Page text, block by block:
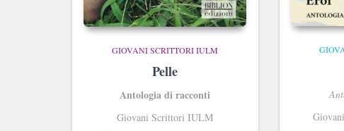
GIOVANI SCRITTORI IULM
Pelle
Antologia di racconti
Giovani Scrittori IULM